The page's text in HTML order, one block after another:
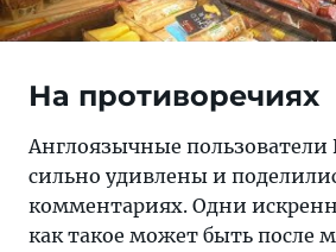
На противоречиях
Англоязычные
сильно удивлены и
комментариях. Одни
как такое может быть после